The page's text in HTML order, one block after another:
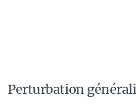
Perturbation